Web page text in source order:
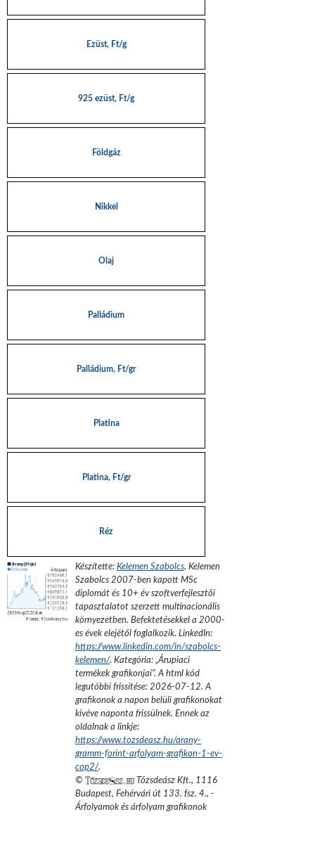
Ezüst, Ft/g
925 ezüst, Ft/g
Földgáz
Nikkel
Olaj
Palládium
Palládium, Ft/gr
Platina
Platina, Ft/gr
Réz
Készítette: Kelemen Szabolcs. Kelemen
Szabolcs 2007-ben kapott MSc
diplomát és 10+ év szoftverfejlesztői
tapasztalatot szerzett multinacionális
környezetben. Befektetésekkel a 2000-
es évek elejétől foglalkozik. LinkedIn:
https://www.linkedin.com/in/szabolcs-
kelemen/. Kategória: „Árupiaci
termékek grafikonjai”.A html kód
legutóbbi frissítése: 2026-07-12. A
grafikonok a napon belüli grafikonokat
kivéve naponta frissülnek. Ennek az
oldalnak a linkje:
https://www.tozsdeasz.hu/arany-
gramm-forint-arfolyam-grafikon-1-ev-
cop2/.
©
Tőzsdeász Kft., 1116
Budapest, Fehérvári út 133. fsz. 4., -
Árfolyamok és árfolyam grafikonok